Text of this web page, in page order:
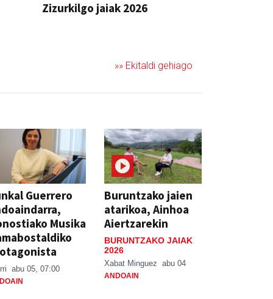
Zizurkilgo jaiak 2026
»» Ekitaldi gehiago
Guerrero
Musika
abu 05, 07:00
Buruntzako jaien
atarikoa, Ainhoa
Aiertzarekin
BURUNTZAKO JAIAK
2026
Xabat Minguez abu 04
ANDOAIN